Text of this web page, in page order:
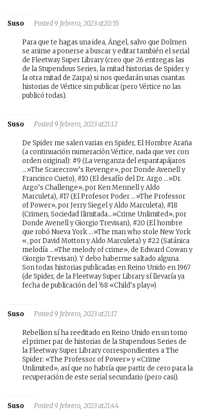
Suso Posted 9 febrero, 2023 at20:55
Para que te hagas una idea, Ángel, salvo que Dolmen
se anime a ponerse a buscar y editar también el serial
de Fleetway Super Library (creo que 26 entregas las
de la Stupendous Series, la mitad historias de Spider y
la otra mitad de Zarpa) si nos quedarán unas cuantas
historias de Vértice sin publicar (pero Vértice no las
publicó todas).
Suso Posted 9 febrero, 2023 at21:12
De Spider me salen varias en Spider, El Hombre Araña
(a continuación numeración Vértice, nada que ver con
orden original): #9 (La venganza del espantapájaros
…»The Scarecrow’s Revenge», por Donde Avenell y
Francisco Cueto), #10 (El desafío del Dr. Argo …»Dr.
Argo’s Challenge», por Ken Mennell y Aldo
Marculeta), #17 (El Profesor Poder …»The Professor
of Power», por Jerry Siegel y Aldo Marculeta), #18
(Crimen, Sociedad Ilimitada…»Crime Unlimited», por
Donde Avenell y Giorgio Trevisan), #20 (El hombre
que robó Nueva York …»The man who stole New York
«, por David Motton y Aldo Marculeta) y #22 (Satánica
melodía …»The melody of crime», de Edward Cowan y
Giorgio Trevisan). Y debo haberme saltado alguna.
Son todas historias publicadas en Reino Unido en 1967
(de Spider, de la Fleetway Super Library sí llevaría ya
fecha de publicación del ’68 «Child’s play»)
Suso Posted 9 febrero, 2023 at21:17
Rebellion sí ha reeditado en Reino Unido en un tomo
el primer par de historias de la Stupendous Series de
la Fleetway Super Library correspondientes a The
Spider: «The Professor of Power» y «Crime
Unlimited», así que no habría que partir de cero para la
recuperación de este serial secundario (pero casi).
Suso Posted 9 febrero, 2023 at21:44